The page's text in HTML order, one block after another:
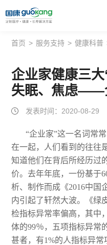
首页
面向会员
面向企业
关于我们
首页 > 服务支持 > 健康科普
企业家健康三大
失眠、焦虑——
发表时间：2020-08-29
“企业家”这一名词常
在一起，人们看到的往往
知道他们在背后所经历过
价。去年年底，一份基于
析、制作而成《2016中国
内引起了轩然大波。《绿
检指标异常率偏高，其中
体的99％，五项指标异常
甚者，有1%的人指标异常